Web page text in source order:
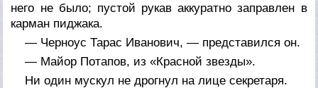
него не было; пустой рукав аккуратно заправлен в
карман пиджака.
— Черноус Тарас Иванович, — представился он.
— Майор Потапов, из «Красной звезды».
Ни один мускул не дрогнул на лице секретаря.